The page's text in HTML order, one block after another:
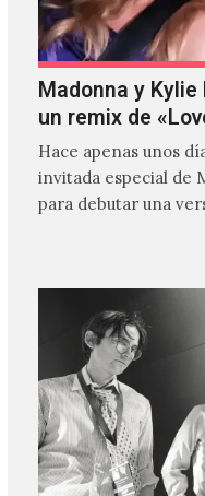
Madonna y
un remix de
Hace apenas unos
invitada especial de
para debutar una